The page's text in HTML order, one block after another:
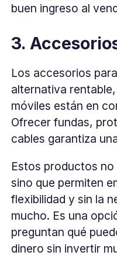
buen ingreso al
3.
Los accesorios
alternativa
móviles están en
Ofrecer fundas,
cables garantiza
Estos productos
sino que permiten
flexibilidad y sin la
mucho. Es una
preguntan qué
dinero sin invertir